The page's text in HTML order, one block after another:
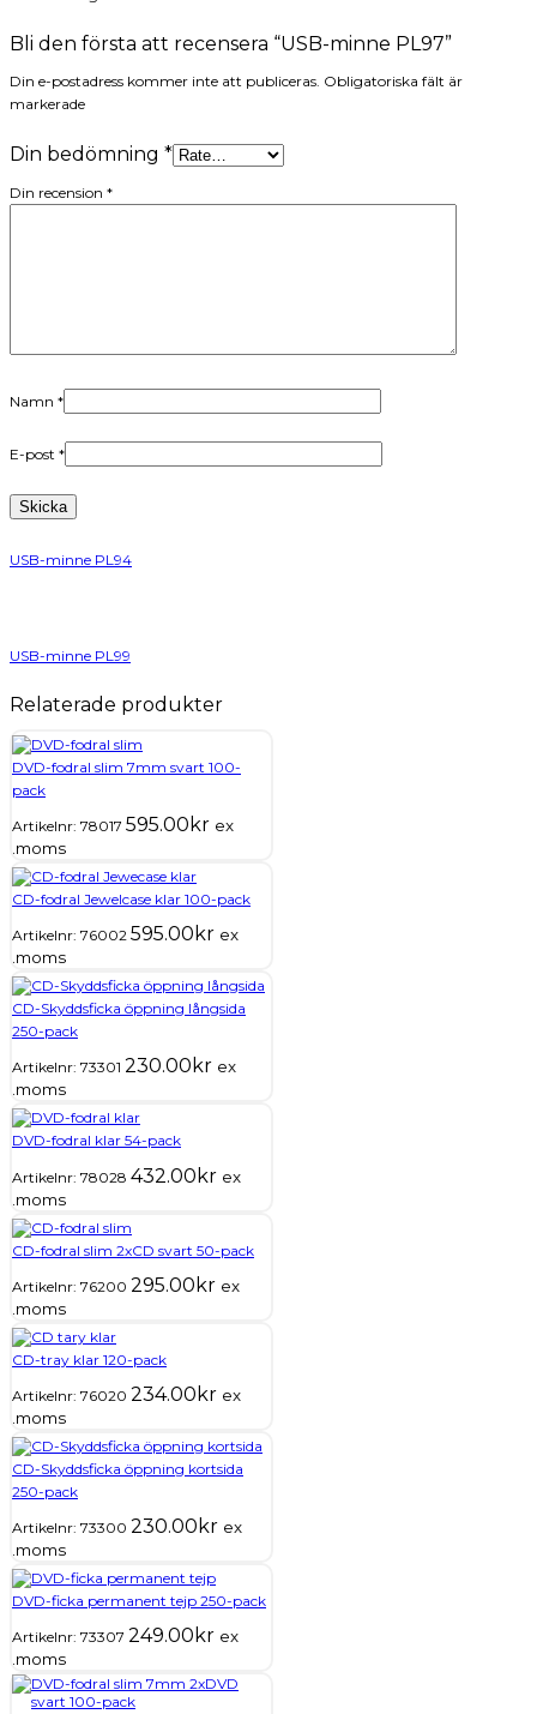
Bli den första att recensera “USB-minne PL97”
Din e-postadress kommer inte att publiceras. Obligatoriska fält är
markerade
Din bedömning *
Din recension *
Namn *
E-post *
USB-minne PL94
USB-minne PL99
Relaterade produkter
DVD-fodral slim 7mm svart 100-
pack
Artikelnr: 78017 595.00 kr ex
.moms
CD-fodral Jewelcase klar 100-pack
Artikelnr: 76002 595.00 kr ex
.moms
CD-Skyddsficka öppning långsida
250-pack
Artikelnr: 73301 230.00 kr ex
.moms
DVD-fodral klar 54-pack
Artikelnr: 78028 432.00 kr ex
.moms
CD-fodral slim 2xCD svart 50-pack
Artikelnr: 76200 295.00 kr ex
.moms
CD-tray klar 120-pack
Artikelnr: 76020 234.00 kr ex
.moms
CD-Skyddsficka öppning kortsida
250-pack
Artikelnr: 73300 230.00 kr ex
.moms
DVD-ficka permanent tejp 250-pack
Artikelnr: 73307 249.00 kr ex
.moms